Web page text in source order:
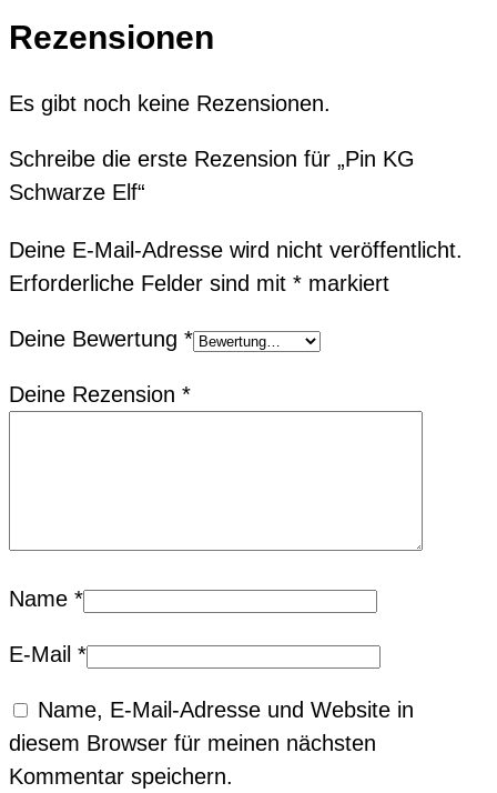
Rezensionen
Es gibt noch keine Rezensionen.
Schreibe die erste Rezension für „Pin KG
Schwarze Elf“
Deine E-Mail-Adresse wird nicht veröffentlicht.
Erforderliche Felder sind mit * markiert
Deine Bewertung *
Deine Rezension *
Name *
E-Mail *
Name, E-Mail-Adresse und Website in
diesem Browser für meinen nächsten
Kommentar speichern.